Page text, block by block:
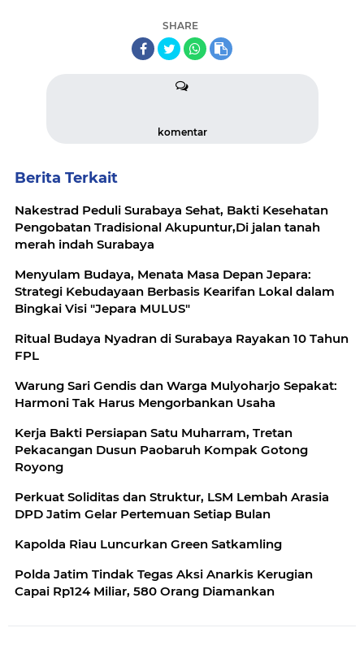
SHARE
komentar
Berita Terkait
Nakestrad Peduli Surabaya Sehat, Bakti Kesehatan
Pengobatan Tradisional Akupuntur,Di jalan tanah
merah indah Surabaya
Menyulam Budaya, Menata Masa Depan Jepara:
Strategi Kebudayaan Berbasis Kearifan Lokal dalam
Bingkai Visi "Jepara MULUS"
Ritual Budaya Nyadran di Surabaya Rayakan 10 Tahun
FPL
Warung Sari Gendis dan Warga Mulyoharjo Sepakat:
Harmoni Tak Harus Mengorbankan Usaha
Kerja Bakti Persiapan Satu Muharram, Tretan
Pekacangan Dusun Paobaruh Kompak Gotong
Royong
Perkuat Soliditas dan Struktur, LSM Lembah Arasia
DPD Jatim Gelar Pertemuan Setiap Bulan
Kapolda Riau Luncurkan Green Satkamling
Polda Jatim Tindak Tegas Aksi Anarkis Kerugian
Capai Rp124 Miliar, 580 Orang Diamankan